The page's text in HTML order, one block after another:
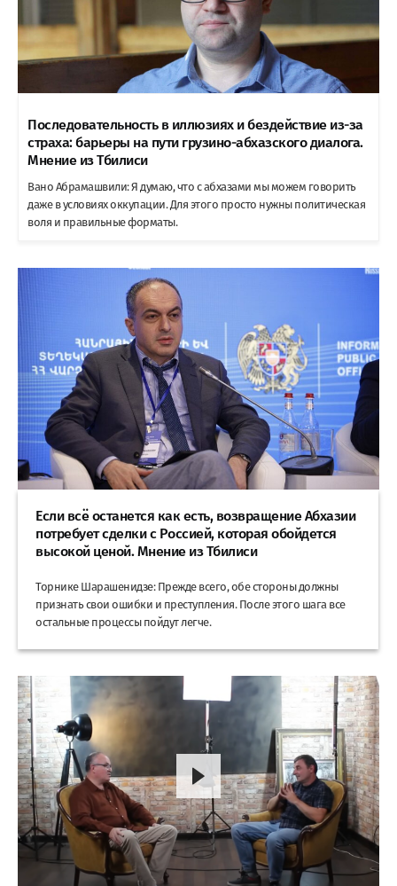
Последовательность в иллюзиях и бездействие из-за
страха: барьеры на пути грузино-абхазского диалога.
Мнение из Тбилиси
Вано Абрамашвили: Я думаю, что с абхазами мы можем говорить
даже в условиях оккупации. Для этого просто нужны политическая
воля и правильные форматы.
Если всё останется как есть, возвращение Абхазии
потребует сделки с Россией, которая обойдется
высокой ценой. Мнение из Тбилиси
Торнике Шарашенидзе: Прежде всего, обе стороны должны
признать свои ошибки и преступления. После этого шага все
остальные процессы пойдут легче.